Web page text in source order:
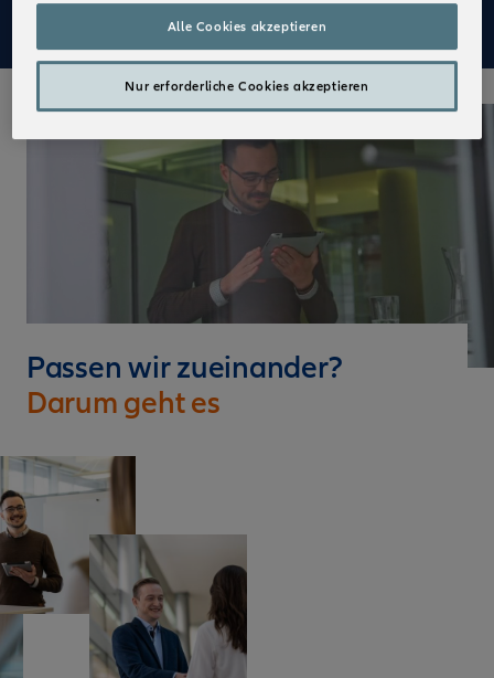
Mehr zu Deinen Vorteilen im Vertrieb der Allianz
Passen wir zueinander?
Darum geht es
Nur erforderliche Cookies akzeptieren
Alle Cookies akzeptieren